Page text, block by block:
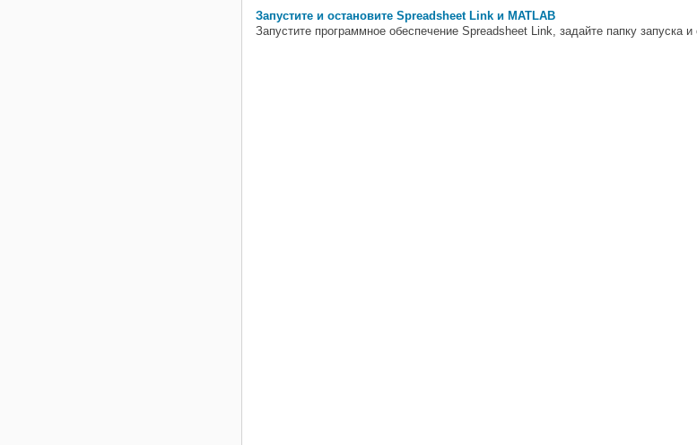
Запустите и остановите Spreadsheet Link и MATLAB
Запустите программное обеспечение Spreadsheet Link, задайте папку запуска